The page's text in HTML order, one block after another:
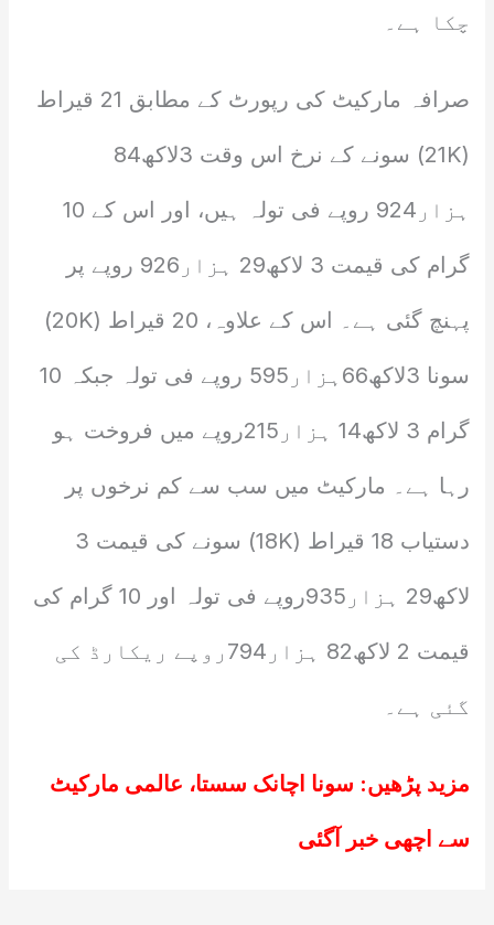
چکا ہے۔
صرافہ مارکیٹ کی رپورٹ کے مطابق 21 قیراط
(21K) سونے کے نرخ اس وقت 3لاکھ84
ہزار924 روپے فی تولہ ہیں، اور اس کے 10
گرام کی قیمت 3 لاکھ29 ہزار926 روپے پر
پہنچ گئی ہے۔ اس کے علاوہ، 20 قیراط (20K)
سونا 3لاکھ66ہزار595 روپے فی تولہ جبکہ 10
گرام 3 لاکھ14 ہزار215روپے میں فروخت ہو
رہا ہے۔ مارکیٹ میں سب سے کم نرخوں پر
دستیاب 18 قیراط (18K) سونے کی قیمت 3
لاکھ29 ہزار935روپے فی تولہ اور 10 گرام کی
قیمت 2 لاکھ82 ہزار794روپے ریکارڈ کی
گئی ہے۔
مزید پڑھیں: سونا اچانک سستا، عالمی مارکیٹ
سے اچھی خبر آگئی